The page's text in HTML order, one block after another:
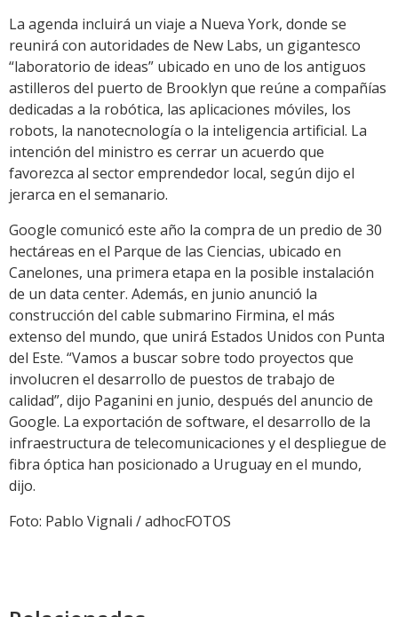
La agenda incluirá un viaje a Nueva York, donde se
reunirá con autoridades de New Labs, un gigantesco
“laboratorio de ideas” ubicado en uno de los antiguos
astilleros del puerto de Brooklyn que reúne a compañías
dedicadas a la robótica, las aplicaciones móviles, los
robots, la nanotecnología o la inteligencia artificial. La
intención del ministro es cerrar un acuerdo que
favorezca al sector emprendedor local, según dijo el
jerarca en el semanario.
Google comunicó este año la compra de un predio de 30
hectáreas en el Parque de las Ciencias, ubicado en
Canelones, una primera etapa en la posible instalación
de un data center. Además, en junio anunció la
construcción del cable submarino Firmina, el más
extenso del mundo, que unirá Estados Unidos con Punta
del Este. “Vamos a buscar sobre todo proyectos que
involucren el desarrollo de puestos de trabajo de
calidad”, dijo Paganini en junio, después del anuncio de
Google. La exportación de software, el desarrollo de la
infraestructura de telecomunicaciones y el despliegue de
fibra óptica han posicionado a Uruguay en el mundo,
dijo.
Foto: Pablo Vignali / adhocFOTOS